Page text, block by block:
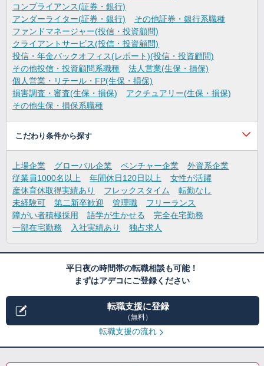
コンプライアンス(証券・銀行)
アンダーライター(証券・銀行)
その他証券・銀行系職種
ファンドマネージャー(投信・投資顧問)
クライアントサービス(投信・投資顧問)
投信・年金バックオフィス(レポート)(投信・投資顧問)
その他投信・投資顧問系職種
法人営業(生保・損保)
個人営業・リテール・FP(生保・損保)
損害調査・審査(生保・損保)
アクチュアリー(生保・損保)
その他生保・損保系職種
こだわり条件から探す
上場企業 グローバル企業 ベンチャー企業
外資系企業
従業員1000名以上
年間休日120日以上
女性が活躍
産休育休取得実績あり
フレックスタイム
転勤なし
未経験可
第二新卒歓迎 管理職
フリーランス
障がい者積極採用
語学が生かせる
完全在宅勤務
一部在宅勤務
入社実績あり 独占求人
平日夜の時間帯の転職相談も可能！
まずはアデコにご登録ください
転職支援に登録
（無料）
転職支援の流れ